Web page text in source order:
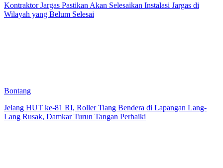
Kontraktor Jargas Pastikan Akan Selesaikan Instalasi Jargas di
Wilayah yang Belum Selesai
Bontang
Jelang HUT ke-81 RI, Roller Tiang Bendera di Lapangan Lang-
Lang Rusak, Damkar Turun Tangan Perbaiki